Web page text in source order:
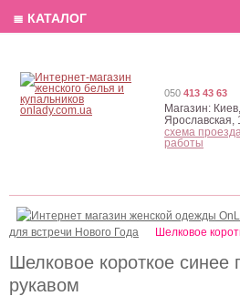
Шелковое короткое синее
рукавом
для встречи Нового Года
Шелковое
050 413 43 63
Магазин: Киев,
Ярославская,
схема
работы
≣ КАТАЛОГ